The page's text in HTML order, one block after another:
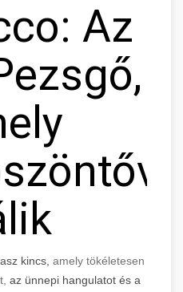
Az
kincs, amely tökéletesen
az ünnepi hangulatot és a